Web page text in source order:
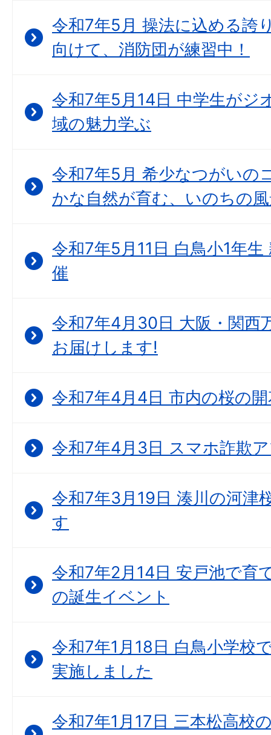
令和7年5月 操法に込める誇
向けて、消防団が練習中！
令和7年5月14日 中学生がジ
域の魅力学ぶ
令和7年5月 希少なつがいの
かな自然が育む、いのちの
令和7年5月11日 白鳥小1年
催
令和7年4月30日 大阪・関西
お届けします!
令和7年4月4日 市内の桜の
令和7年4月3日 スマホ詐欺
令和7年3月19日 湊川の河津
す
令和7年2月14日 安戸池で育
の誕生イベント
令和7年1月18日 白鳥小学校
実施しました
令和7年1月17日 三本松高校